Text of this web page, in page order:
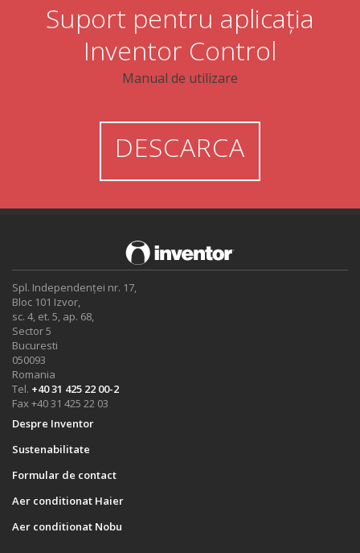
Suport pentru aplicația
Inventor Control
Manual de utilizare
DESCARCA
Spl. Independenței nr. 17,
Bloc 101 Izvor,
sc. 4, et. 5, ap. 68,
Sector 5
Bucuresti
050093
Romania
Tel. +40 31 425 22 00-2
Fax +40 31 425 22 03
Despre Inventor
Sustenabilitate
Formular de contact
Aer conditionat Haier
Aer conditionat Nobu